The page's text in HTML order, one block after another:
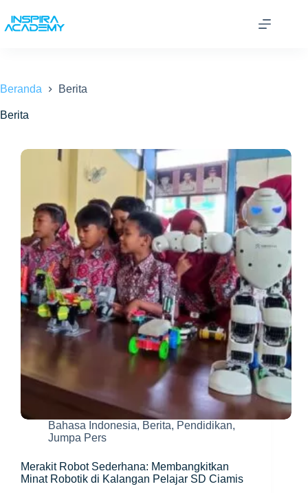
content
Beranda Berita
Berita
Bahasa Indonesia, Berita, Pendidikan,
Jumpa Pers
Merakit Robot Sederhana: Membangkitkan
Minat Robotik di Kalangan Pelajar SD Ciamis